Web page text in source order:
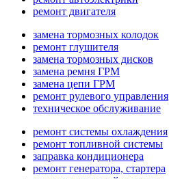
ремонт двигателя
замена тормозных колодок
ремонт глушителя
замена тормозных дисков
замена ремня ГРМ
замена цепи ГРМ
ремонт рулевого управления
техническое обслуживание
ремонт системы охлаждения
ремонт топливной системы
заправка кондиционера
ремонт генератора, стартера